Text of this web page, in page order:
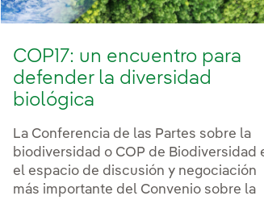
COP17: un encuentro para
defender la diversidad
biológica
La Conferencia de las Partes sobre la
biodiversidad o COP de Biodiversidad
el espacio de discusión y negociación
más importante del Convenio sobre la